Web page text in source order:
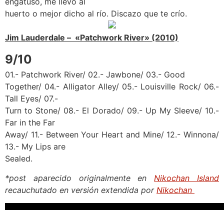
huerto o mejor dicho al río. Discazo que te crío.
Jim Lauderdale – «Patchwork River» (2010)
9/10
01.- Patchwork River/ 02.- Jawbone/ 03.- Good
Together/ 04.- Alligator Alley/ 05.- Louisville Rock/ 06.-
Tall Eyes/ 07.-
Turn to Stone/ 08.- El Dorado/ 09.- Up My Sleeve/ 10.-
Far in the Far
Away/ 11.- Between Your Heart and Mine/ 12.- Winnona/
13.- My Lips are
Sealed.
*post aparecido originalmente en Nikochan Island
recauchutado en versión extendida por Nikochan